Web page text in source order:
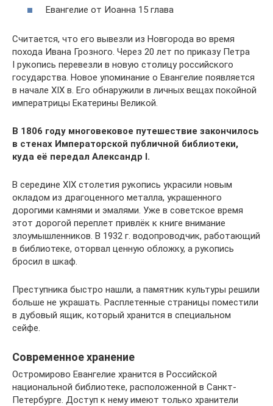
Евангелие от Иоанна 15 глава
Считается, что его вывезли из Новгорода во время
похода Ивана Грозного. Через 20 лет по приказу Петра
I рукопись перевезли в новую столицу российского
государства. Новое упоминание о Евангелие появляется
в начале XIX в. Его обнаружили в личных вещах покойной
императрицы Екатерины Великой.
В 1806 году многовековое путешествие закончилось
в стенах Императорской публичной библиотеки,
куда её передал Александр I.
В середине XIX столетия рукопись украсили новым
окладом из драгоценного металла, украшенного
дорогими камнями и эмалями. Уже в советское время
этот дорогой переплет привлёк к книге внимание
злоумышленников. В 1932 г. водопроводчик, работающий
в библиотеке, оторвал ценную обложку, а рукопись
бросил в шкаф.
Преступника быстро нашли, а памятник культуры решили
больше не украшать. Расплетенные страницы поместили
в дубовый ящик, который хранится в специальном
сейфе.
Современное хранение
Остромирово Евангелие хранится в Российской
национальной библиотеке, расположенной в Санкт-
Петербурге. Доступ к нему имеют только хранители